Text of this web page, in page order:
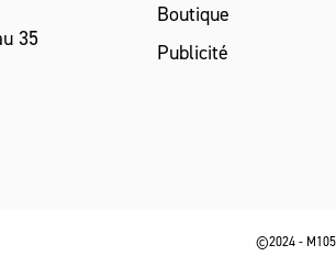
35
Boutique
Publicité
©2024 -